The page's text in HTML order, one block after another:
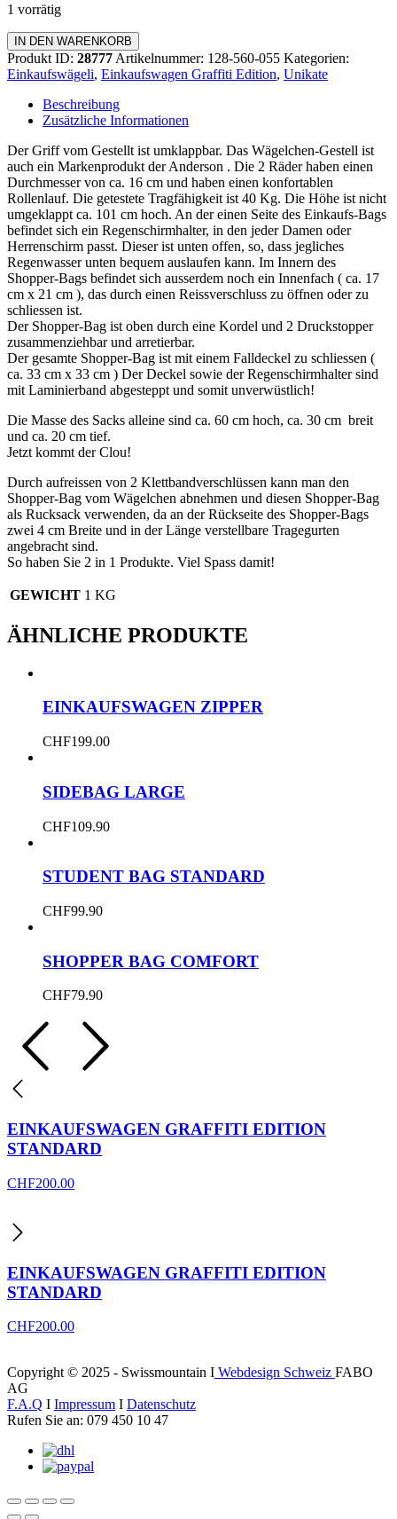
1 vorrätig
Einkaufswagen
Graffiti
Edition
Menge
IN DEN WARENKORB
Produkt ID: 28777 Artikelnummer: 128-560-055 Kategorien:
Einkaufswägeli, Einkaufswagen Graffiti Edition, Unikate
Beschreibung
Zusätzliche Informationen
Der Griff vom Gestellt ist umklappbar. Das Wägelchen-Gestell ist
auch ein Markenprodukt der Anderson . Die 2 Räder haben einen
Durchmesser von ca. 16 cm und haben einen konfortablen
Rollenlauf. Die getestete Tragfähigkeit ist 40 Kg. Die Höhe ist nicht
umgeklappt ca. 101 cm hoch. An der einen Seite des Einkaufs-Bags
befindet sich ein Regenschirmhalter, in den jeder Damen oder
Herrenschirm passt. Dieser ist unten offen, so, dass jegliches
Regenwasser unten bequem auslaufen kann. Im Innern des
Shopper-Bags befindet sich ausserdem noch ein Innenfach ( ca. 17
cm x 21 cm ), das durch einen Reissverschluss zu öffnen oder zu
schliessen ist.
Der Shopper-Bag ist oben durch eine Kordel und 2 Druckstopper
zusammenziehbar und arretierbar.
Der gesamte Shopper-Bag ist mit einem Falldeckel zu schliessen (
ca. 33 cm x 33 cm ) Der Deckel sowie der Regenschirmhalter sind
mit Laminierband abgesteppt und somit unverwüstlich!
Die Masse des Sacks alleine sind ca. 60 cm hoch, ca. 30 cm breit
und ca. 20 cm tief.
Jetzt kommt der Clou!
Durch aufreissen von 2 Klettbandverschlüssen kann man den
Shopper-Bag vom Wägelchen abnehmen und diesen Shopper-Bag
als Rucksack verwenden, da an der Rückseite des Shopper-Bags
zwei 4 cm Breite und in der Länge verstellbare Tragegurten
angebracht sind.
So haben Sie 2 in 1 Produkte. Viel Spass damit!
GEWICHT 1 KG
ÄHNLICHE PRODUKTE
EINKAUFSWAGEN ZIPPER
CHF199.00
SIDEBAG LARGE
CHF109.90
STUDENT BAG STANDARD
CHF99.90
SHOPPER BAG COMFORT
CHF79.90
EINKAUFSWAGEN GRAFFITI EDITION
STANDARD
CHF200.00
EINKAUFSWAGEN GRAFFITI EDITION
STANDARD
CHF200.00
Copyright © 2025 - Swissmountain I Webdesign Schweiz FABO
AG
F.A.Q I Impressum I Datenschutz
Rufen Sie an: 079 450 10 47